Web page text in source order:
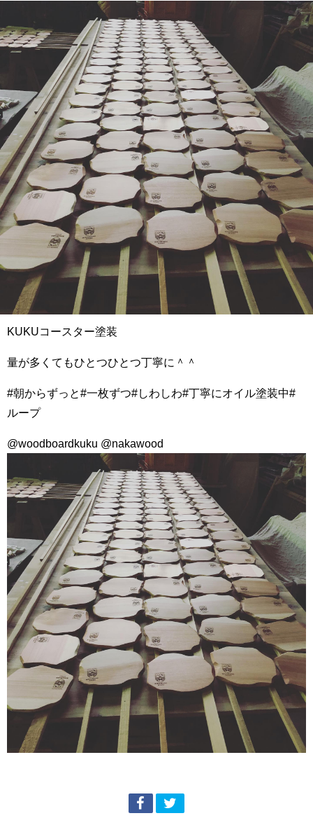
KUKUコースター塗装
量が多くてもひとつひとつ丁寧に＾＾
#朝からずっと#一枚ずつ#しわしわ#丁寧にオイル塗装中#
ループ
@woodboardkuku @nakawood